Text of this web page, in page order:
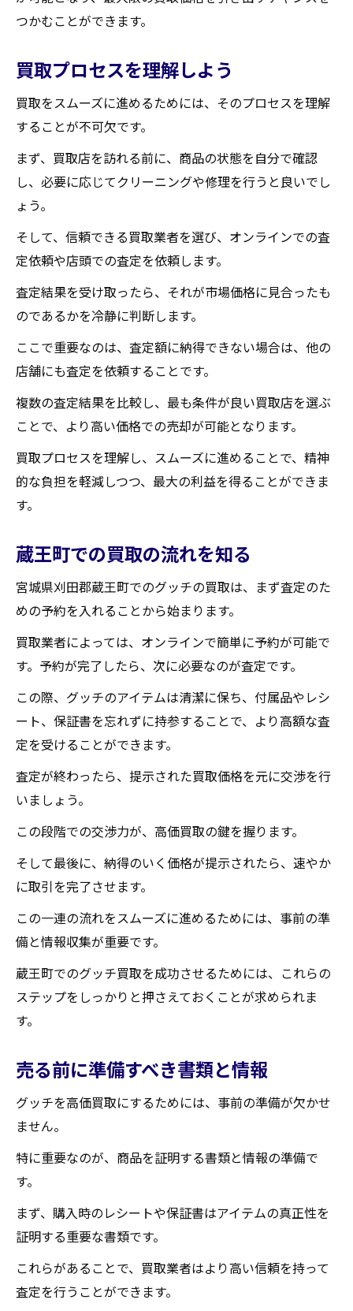
つかむことができます。
買取プロセスを理解しよう
買取をスムーズに進めるためには、そのプロセスを理解
することが不可欠です。
まず、買取店を訪れる前に、商品の状態を自分で確認
し、必要に応じてクリーニングや修理を行うと良いでし
ょう。
そして、信頼できる買取業者を選び、オンラインでの査
定依頼や店頭での査定を依頼します。
査定結果を受け取ったら、それが市場価格に見合ったも
のであるかを冷静に判断します。
ここで重要なのは、査定額に納得できない場合は、他の
店舗にも査定を依頼することです。
複数の査定結果を比較し、最も条件が良い買取店を選ぶ
ことで、より高い価格での売却が可能となります。
買取プロセスを理解し、スムーズに進めることで、精神
的な負担を軽減しつつ、最大の利益を得ることができま
す。
蔵王町での買取の流れを知る
宮城県刈田郡蔵王町でのグッチの買取は、まず査定のた
めの予約を入れることから始まります。
買取業者によっては、オンラインで簡単に予約が可能で
す。予約が完了したら、次に必要なのが査定です。
この際、グッチのアイテムは清潔に保ち、付属品やレシ
ート、保証書を忘れずに持参することで、より高額な査
定を受けることができます。
査定が終わったら、提示された買取価格を元に交渉を行
いましょう。
この段階での交渉力が、高価買取の鍵を握ります。
そして最後に、納得のいく価格が提示されたら、速やか
に取引を完了させます。
この一連の流れをスムーズに進めるためには、事前の準
備と情報収集が重要です。
蔵王町でのグッチ買取を成功させるためには、これらの
ステップをしっかりと押さえておくことが求められま
す。
売る前に準備すべき書類と情報
グッチを高価買取にするためには、事前の準備が欠かせ
ません。
特に重要なのが、商品を証明する書類と情報の準備で
す。
まず、購入時のレシートや保証書はアイテムの真正性を
証明する重要な書類です。
これらがあることで、買取業者はより高い信頼を持って
査定を行うことができます。